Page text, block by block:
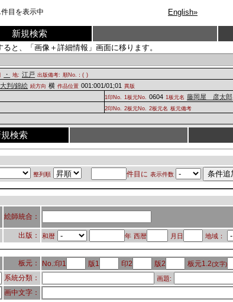
件目を表示中 English»
新規検索
と、「画像＋詳細情報」画面に移ります。
・ 地: 江戸 出版備考: 順No.：( )
大判/錦絵 続方向 横 作品位置 001:001/01;01
異版
1印No. 1板元No. 0604 1板元名 藤岡屋 彦太郎
2印No. 2板元No. 2板元名 板元備考
規検索
整列順 件目に 表示件数
絵師統合：
出版： 和暦 年 西暦 月日 地域：
板元： No.:印1 版1 印2 版2 板元1.2(文字)
系統分類： 画題:
画中文字：